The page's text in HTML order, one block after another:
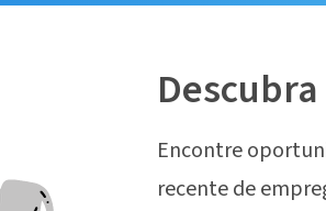
Encontre
recente de